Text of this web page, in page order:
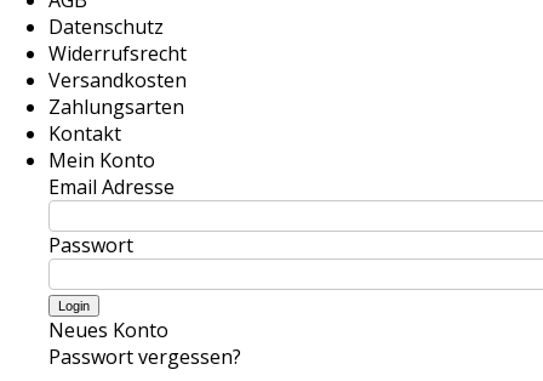
Datenschutz
Widerrufsrecht
Versandkosten
Zahlungsarten
Kontakt
Mein Konto
Email Adresse
Passwort
Neues Konto
Passwort vergessen?